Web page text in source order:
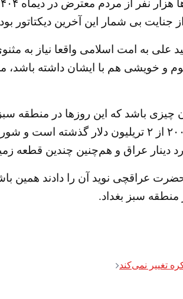
جنایت بی شمار این آخرین دیکتاتور
به امت اسلامی واقعا نیاز به
و خویشی هم با ایشان داشته
چیزی باشد که این روزها در منطقه
به‌سرقت رفته در عراق از سال ۲۰۰۳ از ۲
عراقچی نوید آن را دادند همین
منطقه سبز بغداد.
تغییر نمی‌کند